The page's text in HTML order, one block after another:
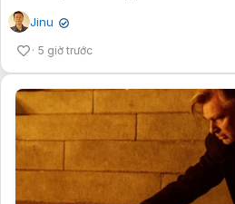
Jinu ✔
5 giờ trước